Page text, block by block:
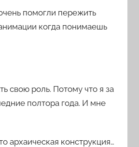
помогли пережить
когда понимаешь
свою роль. Потому что я за
полтора года. И мне
архаическая конструкция…